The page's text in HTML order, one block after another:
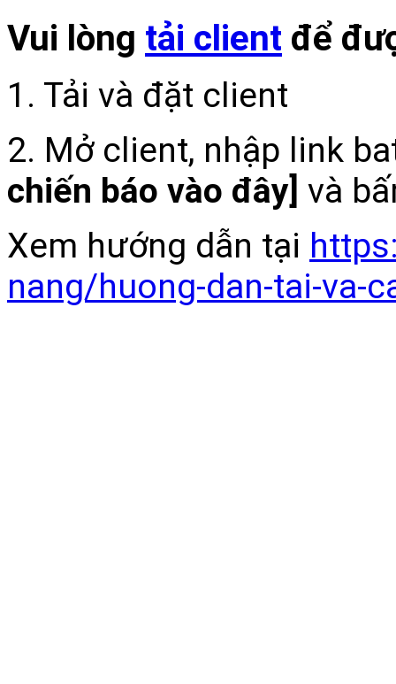
Vui lòng tải client để
1. Tải và đặt client
2. Mở client, nhập link
chiến báo vào đây] và
Xem hướng dẫn tại
nang/huong-dan-tai-va-